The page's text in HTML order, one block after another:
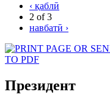
‹ қаблӣ
2 of 3
навбатӣ ›
TO PDF
Президент